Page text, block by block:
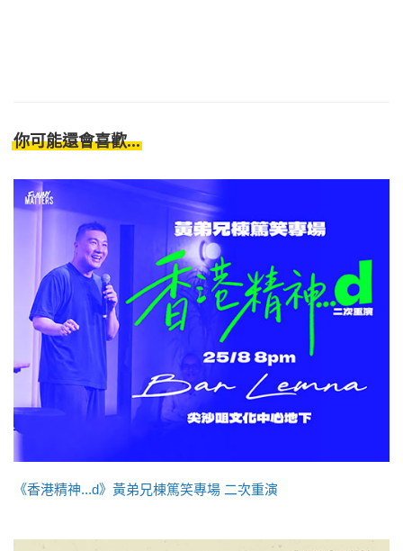
你可能還會喜歡...
《香港精神...d》黃弟兄棟篤笑專場 二次重演